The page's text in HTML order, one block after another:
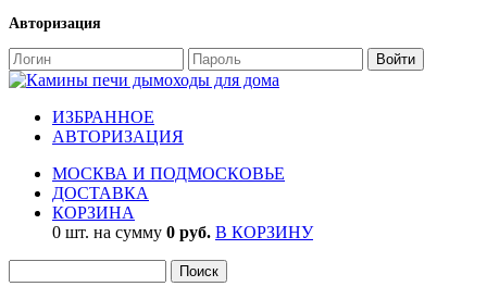
Авторизация
ИЗБРАННОЕ
АВТОРИЗАЦИЯ
МОСКВА И ПОДМОСКОВЬЕ
ДОСТАВКА
КОРЗИНА
0 шт. на сумму 0 руб. В КОРЗИНУ